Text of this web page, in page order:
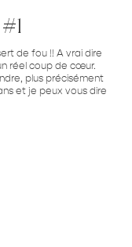
de fou !! A vrai dire
réel coup de cœur.
plus précisément
et je peux vous dire